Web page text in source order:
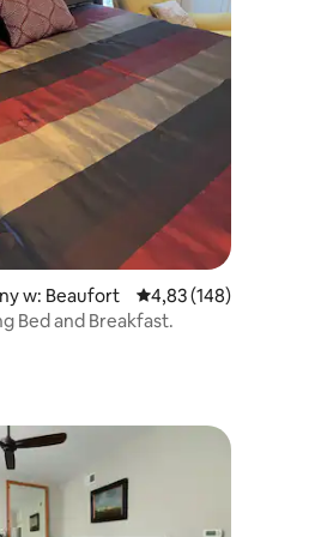
recenzji: 132
w: Beaufort Średnia ocena: 4,83
4,83 (148)
Bed and Breakfast.